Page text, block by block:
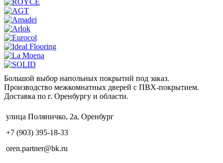
Большой выбор напольных покрытий под заказ.
Производство межкомнатных дверей с ПВХ-покрытием.
Доставка по г. Оренбургу и области.
улица Поляничко, 2а, Оренбург
+7 (903) 395-18-33
oren.partner@bk.ru